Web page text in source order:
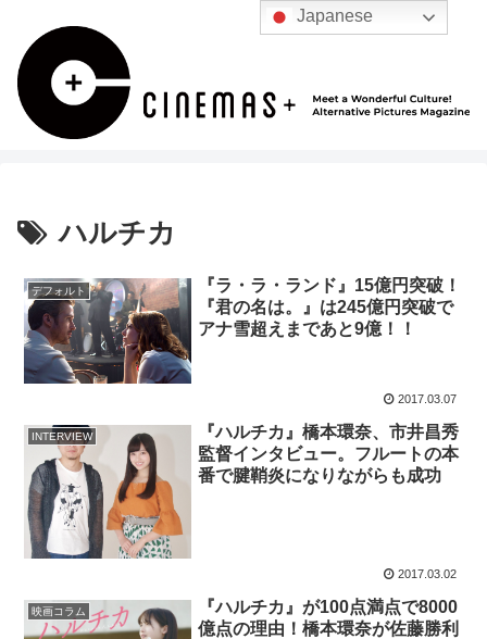
ハルチカ
デフォルト
『ラ・ラ・ランド』15億円突破！
『君の名は。』は245億円突破で
アナ雪超えまであと9億！！
2017.03.07
INTERVIEW
『ハルチカ』橋本環奈、市井昌秀
監督インタビュー。フルートの本
番で腱鞘炎になりながらも成功
2017.03.02
映画コラム
『ハルチカ』が100点満点で8000
億点の理由！橋本環奈が佐藤勝利
Japanese